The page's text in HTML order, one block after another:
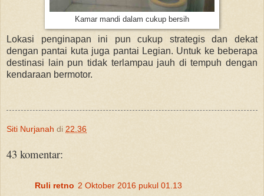
Kamar mandi dalam cukup bersih
Lokasi penginapan ini pun cukup strategis dan dekat
dengan pantai kuta juga pantai Legian. Untuk ke beberapa
destinasi lain pun tidak terlampau jauh di tempuh dengan
kendaraan bermotor.
Siti Nurjanah di 22.36
43 komentar:
Ruli retno 2 Oktober 2016 pukul 01.13